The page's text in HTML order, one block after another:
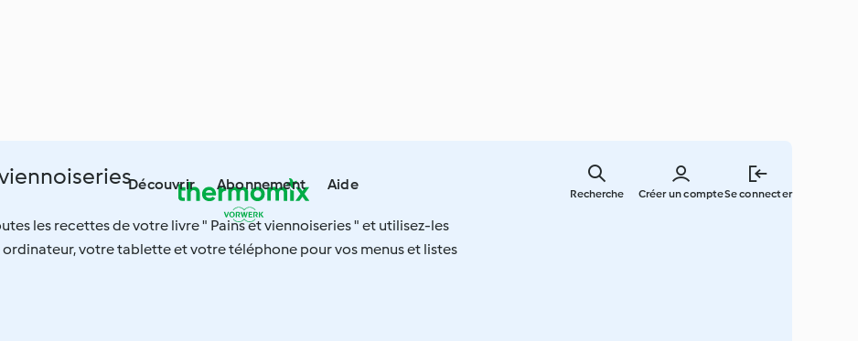
main
Découvrir Abonnement Aide
Créer un compteSe connecter
Recherche
les recettes de votre livre " Pains et viennoiseries " et utilisez-les
votre tablette et votre téléphone pour vos menus et listes